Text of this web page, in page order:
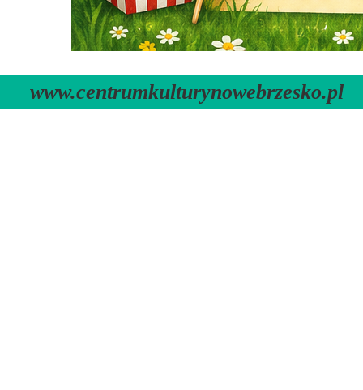
www.centrumkulturynowebrzesko.pl